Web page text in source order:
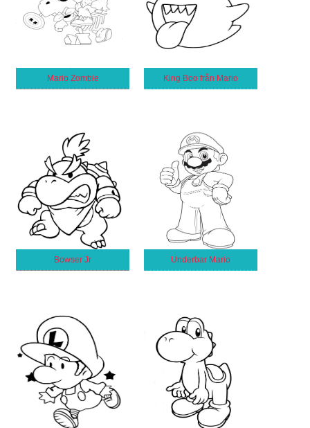
Mario Zombie King Boo från Mario
Bowser Jr Underbar Mario